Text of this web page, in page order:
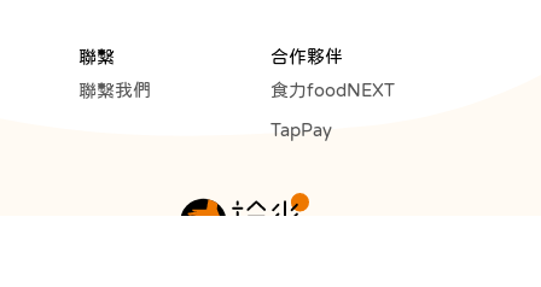
聯繫
聯繫我們
合作夥伴
食力foodNEXT
TapPay